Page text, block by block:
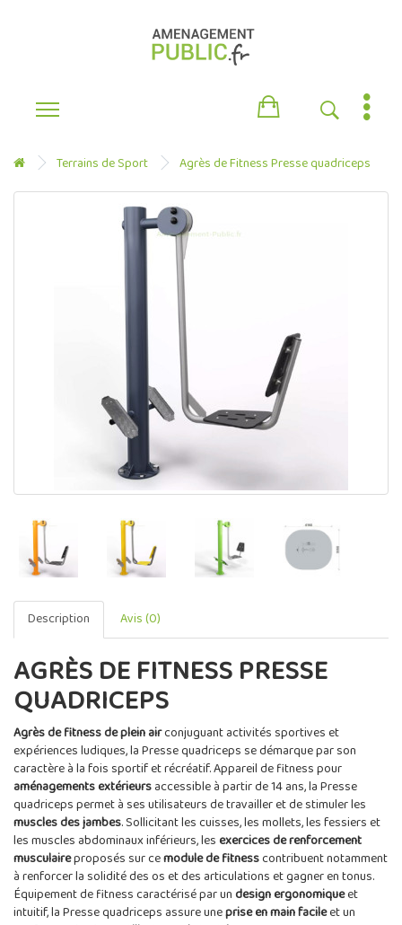
Terrains de Sport Agrès de Fitness Presse quadriceps
Description Avis (0)
AGRÈS DE FITNESS PRESSE
QUADRICEPS
Agrès de fitness de plein airconjuguant activités sportives et
expériences ludiques, la Presse quadriceps se démarque par son
caractère à la fois sportif et récréatif. Appareil de fitness pour
aménagements extérieursaccessible à partir de 14 ans, la Presse
quadriceps permet à ses utilisateurs de travailler et de stimuler les
muscles des jambes. Sollicitant les cuisses, les mollets, les fessiers et
les muscles abdominaux inférieurs, lesexercices de renforcement
musculaireproposés sur cemodule de fitnesscontribuent notamment
à renforcer la solidité des os et des articulations et gagner en tonus.
Équipement de fitness caractérisé par undesign ergonomiqueet
intuitif, la Presse quadriceps assure uneprise en main facileet un